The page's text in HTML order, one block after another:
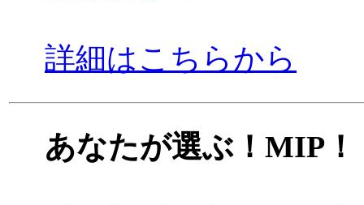
詳細はこちらから
あなたが選ぶ！MIP！